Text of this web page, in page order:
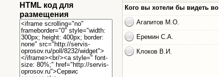
HTML код для
размещения